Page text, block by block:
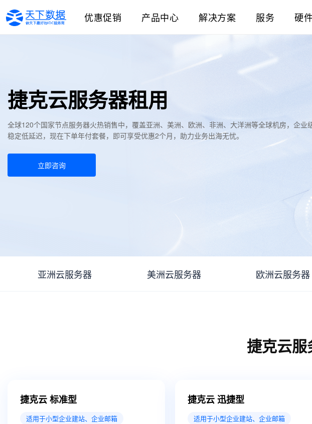
优惠促销 产品中心 解决方案 服务 硬
捷克云服务器租用
全球120个国家节点服务器火热销售中，覆盖亚洲、美洲、欧洲、非洲、大洋洲等全球机房，企业
稳定低延迟，现在下单年付套餐，即可享受优惠2个月，助力业务出海无忧。
立即咨询
亚洲云服务器 美洲云服务器 欧洲云服务器
捷克云
捷克云 标准型
适用于小型企业建站、企业邮箱
捷克云 迅捷型
适用于小型企业建站、企业邮箱